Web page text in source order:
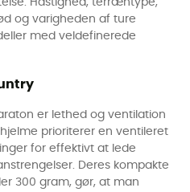
og varigheden af ture
med veldefinerede
er lethed og ventilation
prioriterer en ventileret
for effektivt at lede
Deres kompakte
300 gram, gør, at man